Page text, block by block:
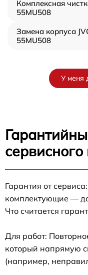
Комплексная
55MU508
Замена корпуса
55MU508
У меня
Гарантия от
комплектующие —
Что считается
Для работ:
который напрямую
(например,